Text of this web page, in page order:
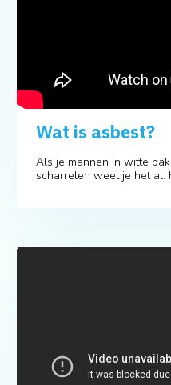
Wat is asbest?
Als je mannen in witte
scharrelen weet je het al: